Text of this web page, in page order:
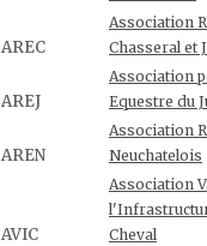
AREC
Association
Chasseral et
AREJ
Association
Equestre du
AREN
Association
Neuchatelois
AVIC
Association
Cheval